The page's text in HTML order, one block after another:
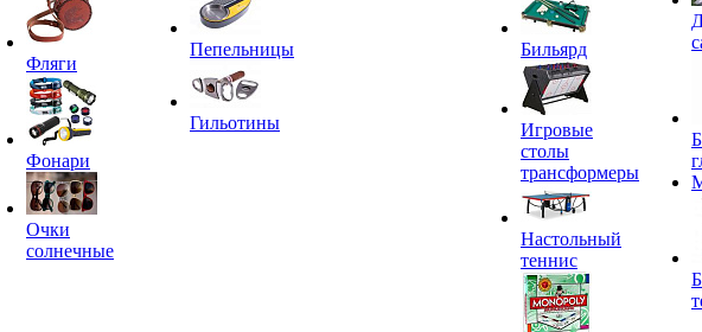
Фляги
Фонари
Очки
солнечные
Пепельницы
Гильотины
Бильярд
Игровые
столы
трансформеры
Настольный
теннис